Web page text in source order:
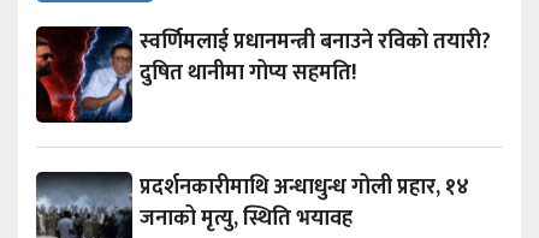
स्वर्णिमलाई प्रधानमन्त्री बनाउने रविको तयारी?
दुषित थानीमा गोप्य सहमति!
प्रदर्शनकारीमाथि अन्धाधुन्ध गोली प्रहार, १४
जनाको मृत्यु, स्थिति भयावह